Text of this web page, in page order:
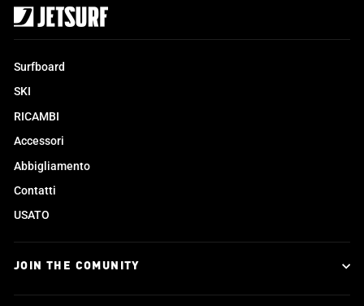
Surfboard
SKI
RICAMBI
Accessori
Abbigliamento
Contatti
USATO
JOIN THE COMUNITY